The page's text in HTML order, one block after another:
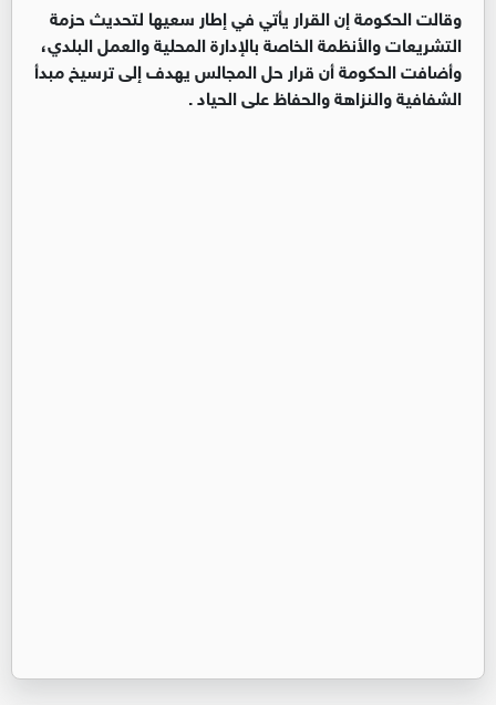
وقالت الحكومة إن القرار يأتي في إطار سعيها لتحديث حزمة
التشريعات والأنظمة الخاصة بالإدارة المحلية والعمل البلدي،
وأضافت الحكومة أن قرار حل المجالس يهدف إلى ترسيخ مبدأ
الشفافية والنزاهة والحفاظ على الحياد .